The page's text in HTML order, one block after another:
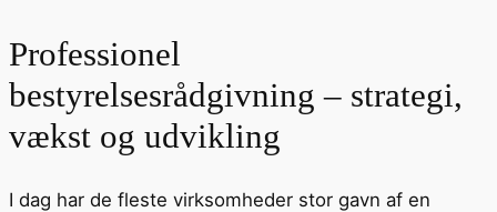
Professionel
bestyrelsesrådgivning – strategi,
vækst og udvikling
I dag har de fleste virksomheder stor gavn af en